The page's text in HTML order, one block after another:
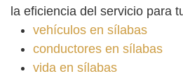
la eficiencia del servicio para
vehículos en sílabas
conductores en sílabas
vida en sílabas